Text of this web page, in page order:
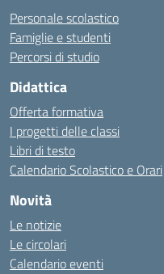
Personale scolastico
Famiglie e studenti
Percorsi di studio
Didattica
Offerta formativa
I progetti delle classi
Libri di testo
Calendario Scolastico e Orari
Novità
Le notizie
Le circolari
Calendario eventi